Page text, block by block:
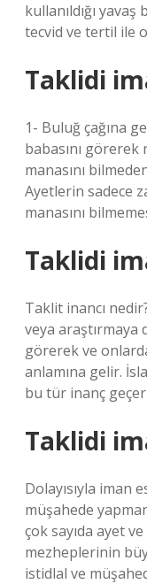
kullanıldığı
tecvid ve tertil ile
Taklidi
1- Buluğ çağına
babasını görerek
manasını
Ayetlerin sadece
manasını
Taklidi
Taklit inancı
veya araştırmaya
görerek ve
anlamına gelir.
bu tür inanç
Taklidi
Dolayısıyla iman
müşahede
çok sayıda ayet
mezheplerinin
istidlal ve